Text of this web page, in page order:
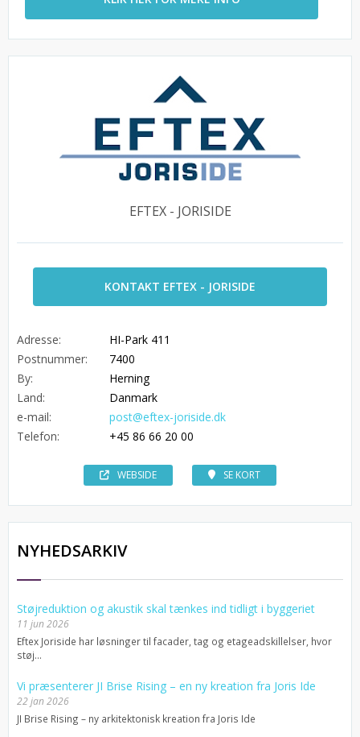
EFTEX - JORISIDE
KONTAKT EFTEX - JORISIDE
Adresse:
HI-Park 411
Postnummer:
7400
By:
Herning
Land:
Danmark
e-mail:
post@eftex-joriside.dk
Telefon:
+45 86 66 20 00
WEBSIDE SE KORT
NYHEDSARKIV
Støjreduktion og akustik skal tænkes ind tidligt i byggeriet
11 jun 2026
Eftex Joriside har løsninger til facader, tag og etageadskillelser, hvor
støj...
Vi præsenterer JI Brise Rising – en ny kreation fra Joris Ide
22 jan 2026
JI Brise Rising – ny arkitektonisk kreation fra Joris Ide